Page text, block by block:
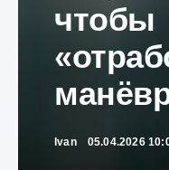
чтобы
Ivan 05.04.2026